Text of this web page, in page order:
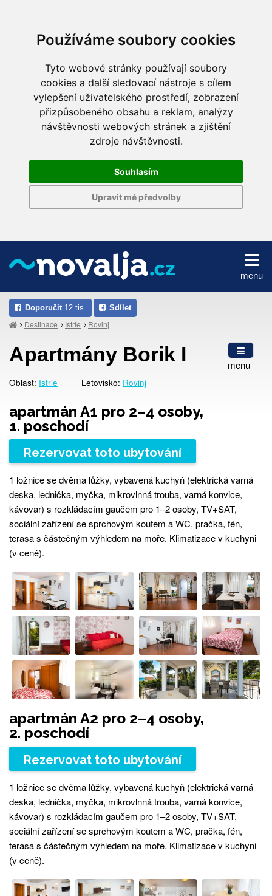
Používáme soubory cookies
Tyto webové stránky používají soubory
cookies a další sledovací nástroje s cílem
vylepšení uživatelského prostředí, zobrazení
přizpůsobeného obsahu a reklam, analýzy
návštěvnosti webových stránek a zjištění
zdroje návštěvnosti.
Souhlasím
Upravit mé předvolby
menu
Doporučit 12 tis. Sdílet
Destinace Istrie Rovinj
menu
Apartmány Borik I
Oblast: Istrie Letovisko: Rovinj
apartmán A1 pro 2–4 osoby,
1. poschodí
Rezervovat toto ubytování
1 ložnice se dvěma lůžky, vybavená kuchyň (elektrická varná
deska, lednička, myčka, mikrovlnná trouba, varná konvice,
kávovar) s rozkládacím gaučem pro 1–2 osoby, TV+SAT,
sociální zařízení se sprchovým koutem a WC, pračka, fén,
terasa s částečným výhledem na moře. Klimatizace v kuchyni
(v ceně).
apartmán A2 pro 2–4 osoby,
2. poschodí
Rezervovat toto ubytování
1 ložnice se dvěma lůžky, vybavená kuchyň (elektrická varná
deska, lednička, myčka, mikrovlnná trouba, varná konvice,
kávovar) s rozkládacím gaučem pro 1–2 osoby, TV+SAT,
sociální zařízení se sprchovým koutem a WC, pračka, fén,
terasa s částečným výhledem na moře. Klimatizace v kuchyni
(v ceně).